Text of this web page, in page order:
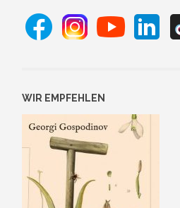
WIR EMPFEHLEN